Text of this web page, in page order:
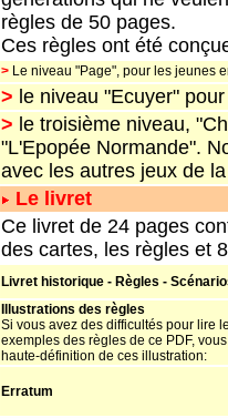
règles de 50 pages.
Ces règles ont été
> Le niveau "Page", pour les jeunes
> le niveau "Ecuyer"
> le troisième niveau,
"L'Epopée Normande".
avec les autres jeux de
Le livret
Ce livret de 24 pages
des cartes, les règles et
Livret historique - Règles -
Illustrations des règles
Si vous avez des difficultés pour lire
exemples des règles de ce PDF,
haute-définition de ces illustration:
Erratum